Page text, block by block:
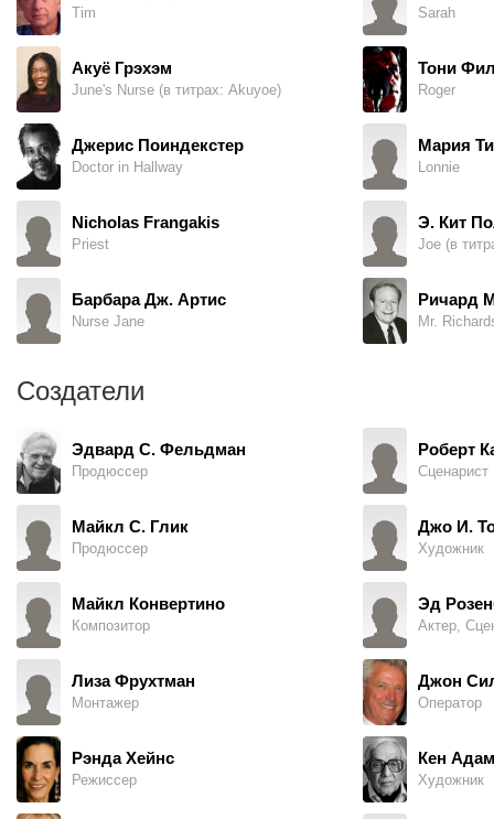
Tim
Акуё Грэхэм
June's Nurse (в титрах: Akuyoe)
Джерис Поиндекстер
Doctor in Hallway
Nicholas Frangakis
Priest
Барбара Дж. Артис
Nurse Jane
Sarah
Тони
Roger
Мария
Lonnie
Э. Кит
Joe (в
Ричард
Mr.
Создатели
Эдвард С. Фельдман
Продюссер
Майкл С. Глик
Продюссер
Майкл Конвертино
Композитор
Лиза Фрухтман
Монтажер
Рэнда Хейнс
Режиссер
Роберт
Сценарист
Джо И.
Художник
Эд
Актер,
Джон
Оператор
Кен Адам
Художник